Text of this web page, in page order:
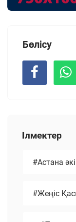
Бөлісу
Ілмектер
#Астана
#Жеңіс